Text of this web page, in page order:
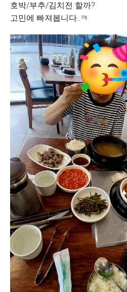
호박/부추/김치전 할까?
고민에 빠져봅니다..ㅋ